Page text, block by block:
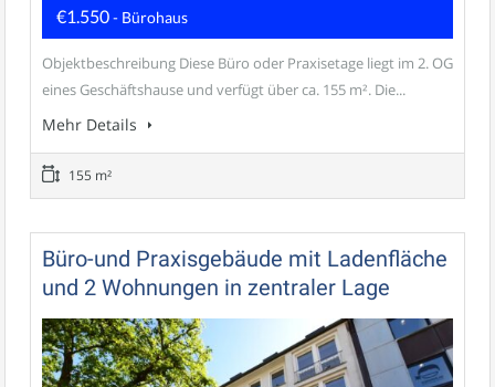
€1.550- Bürohaus
Objektbeschreibung Diese Büro oder Praxisetage liegt im 2. OG
eines Geschäftshause und verfügt über ca. 155 m². Die...
Mehr Details
155 m²
Büro-und Praxisgebäude mit Ladenfläche
und 2 Wohnungen in zentraler Lage